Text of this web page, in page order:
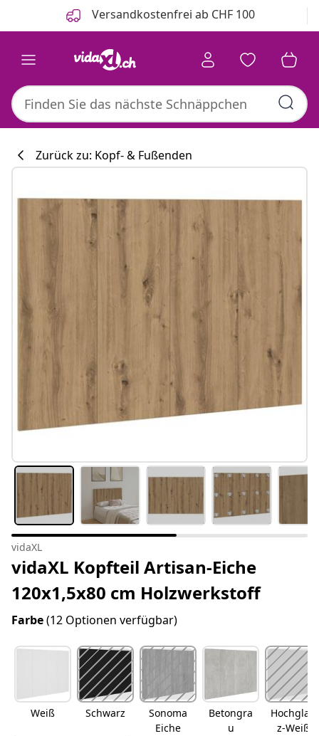
Versandkostenfrei ab CHF 100
Zurück zu: Kopf- & Fußenden
vidaXL
vidaXL Kopfteil Artisan-Eiche
120x1,5x80 cm Holzwerkstoff
Farbe(12 Optionen verfügbar)
Weiß Schwarz
Sonoma
Eiche
Betongra
u
Hochglan
z-Weiß